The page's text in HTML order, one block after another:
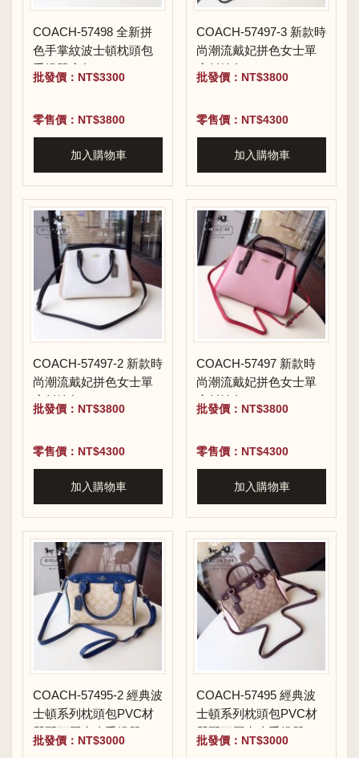
COACH-57498 全新拼
色手掌紋波士頓枕頭包
手提單肩包
批發價：NT$3300
零售價：NT$3800
加入購物車
COACH-57497-3 新款時
尚潮流戴妃拼色女士單
肩斜挎包
批發價：NT$3800
零售價：NT$4300
加入購物車
COACH-57497-2 新款時
尚潮流戴妃拼色女士單
肩斜挎包
批發價：NT$3800
零售價：NT$4300
加入購物車
COACH-57497 新款時
尚潮流戴妃拼色女士單
肩斜挎包
批發價：NT$3800
零售價：NT$4300
加入購物車
COACH-57495-2 經典波
士頓系列枕頭包PVC材
質配頭層牛皮手提單肩
斜挎包
批發價：NT$3000
COACH-57495 經典波
士頓系列枕頭包PVC材
質配頭層牛皮手提單肩
斜挎包
批發價：NT$3000